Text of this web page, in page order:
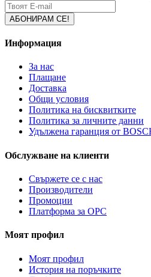
Информация
За нас
Плащане
Доставка
Общи условия
Политика на бисквитките
Политика за личните данни
Удължена гаранция от
Обслужване на клиенти
Свържете се с нас
Производители
Промоции
Платформа за ОРС
Моят профил
Моят профил
История на поръчките